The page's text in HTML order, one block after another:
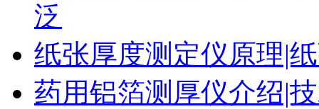
泛
纸张厚度测定仪原理|
药用铝箔测厚仪介绍|